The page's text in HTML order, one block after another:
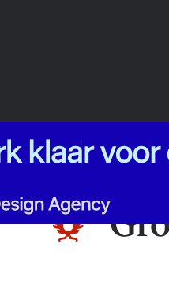
podcasts vacatures